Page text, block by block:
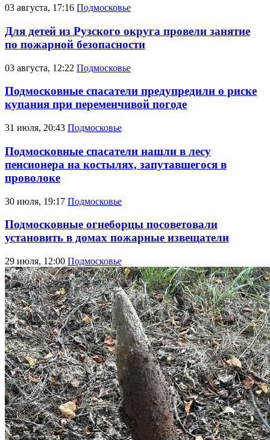
03 августа, 17:16 Подмосковье
Для детей из Рузского округа провели занятие
по пожарной безопасности
03 августа, 12:22 Подмосковье
Подмосковные спасатели предупредили о риске
купания при переменчивой погоде
31 июля, 20:43 Подмосковье
Подмосковные спасатели нашли в лесу
пенсионера на костылях, запутавшегося в
проволоке
30 июля, 19:17 Подмосковье
Подмосковные огнеборцы посоветовали
установить в домах пожарные извещатели
29 июля, 12:00 Подмосковье